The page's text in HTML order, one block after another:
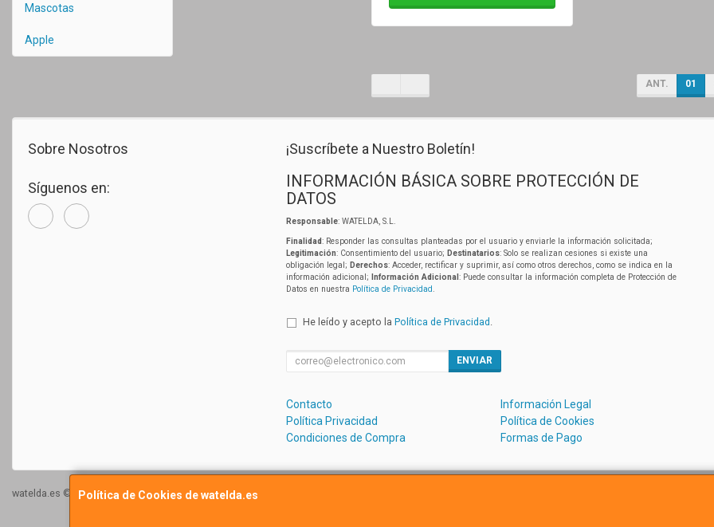
Mascotas
Apple
ANT. 01
Política de Cookies de watelda.es
Sobre Nosotros
Síguenos en:
¡Suscríbete a Nuestro Boletín!
INFORMACIÓN BÁSICA SOBRE PROTECCIÓN DE
DATOS
Responsable: WATELDA, S.L.
Finalidad: Responder las consultas planteadas por el usuario y enviarle la información solicitada;
Legitimación: Consentimiento del usuario; Destinatarios: Solo se realizan cesiones si existe una
obligación legal; Derechos: Acceder, rectificar y suprimir, así como otros derechos, como se indica en la
información adicional;
Información Adicional : Puede consultar la información completa de Protección de
Datos en nuestra Política de Privacidad
He leído y acepto la Política de Privacidad .
ENVIAR
Contacto
Información Legal
Política Privacidad
Política de Cookies
Condiciones de Compra
Formas de Pago
watelda.es © 2026